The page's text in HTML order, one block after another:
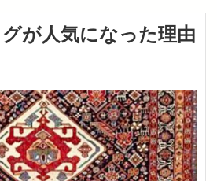
グが人気になった理由